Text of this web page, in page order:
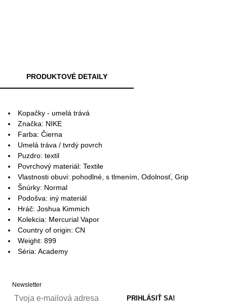
PRODUKTOVÉ DETAILY
Kopačky - umelá trává
Značka: NIKE
Farba: Čierna
Umelá tráva / tvrdý povrch
Puzdro: textil
Povrchový materiál: Textile
Vlastnosti obuvi: pohodlné, s tlmením, Odolnosť, Grip
Šnúrky: Normal
Podošva: iný materiál
Hráč: Joshua Kimmich
Kolekcia: Mercurial Vapor
Country of origin: CN
Weight: 899
Séria: Academy
Newsletter